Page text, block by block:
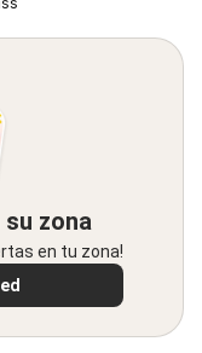
zona
en tu zona!